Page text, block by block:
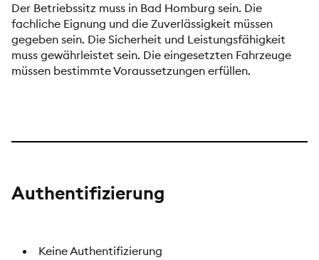
Der Betriebssitz muss in Bad Homburg sein. Die
fachliche Eignung und die Zuverlässigkeit müssen
gegeben sein. Die Sicherheit und Leistungsfähigkeit
muss gewährleistet sein. Die eingesetzten Fahrzeuge
müssen bestimmte Voraussetzungen erfüllen.
Authentifizierung
Keine Authentifizierung